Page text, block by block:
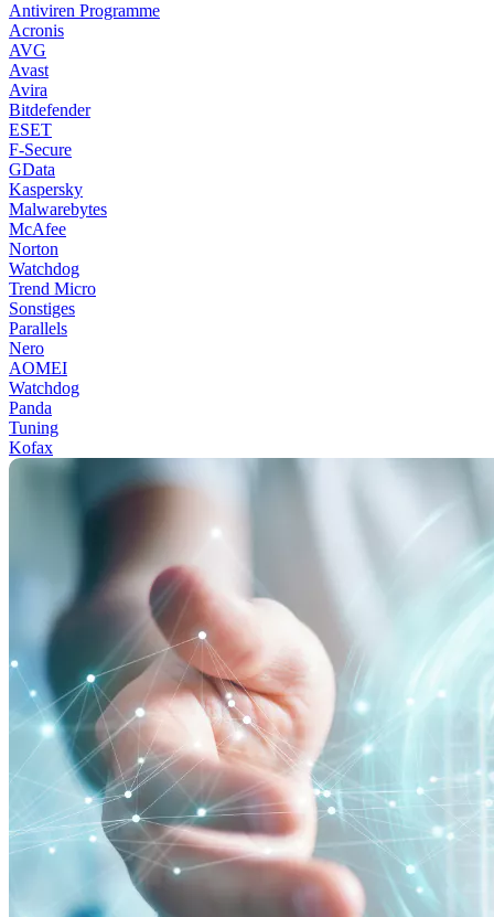
Antiviren Programme
Acronis
AVG
Avast
Avira
Bitdefender
ESET
F-Secure
GData
Kaspersky
Malwarebytes
McAfee
Norton
Watchdog
Trend Micro
Sonstiges
Parallels
Nero
AOMEI
Watchdog
Panda
Tuning
Kofax